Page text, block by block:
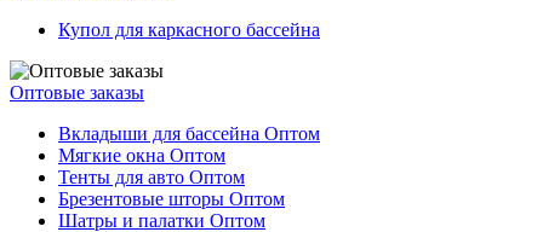
Купол для каркасного бассейна
Оптовые заказы
Вкладыши для бассейна Оптом
Мягкие окна Оптом
Тенты для авто Оптом
Брезентовые шторы Оптом
Шатры и палатки Оптом